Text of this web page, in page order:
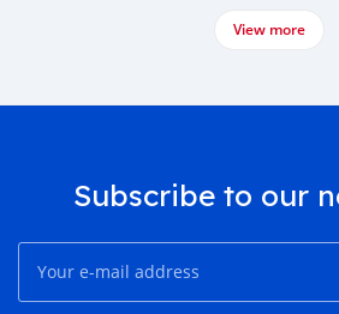
View more
Subscribe to our